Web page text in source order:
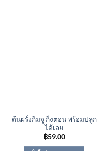
ต้นฝรั่งกิมจู กิ่งตอน พร้อมปลูก
ได้เลย
฿59.00